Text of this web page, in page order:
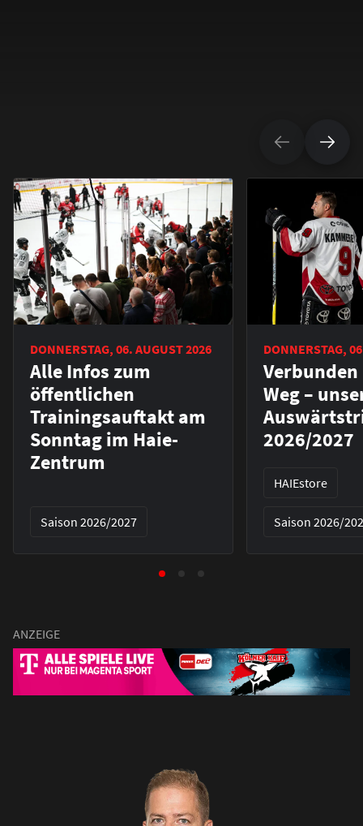
DONNERSTAG, 06. AUGUST 2026
Alle Infos zum
öffentlichen
Trainingsauftakt am
Sonntag im Haie-
Zentrum
Saison 2026/2027
DONNERSTAG,
Weg –
2026/2027
HAIEstore
Saison 2026/